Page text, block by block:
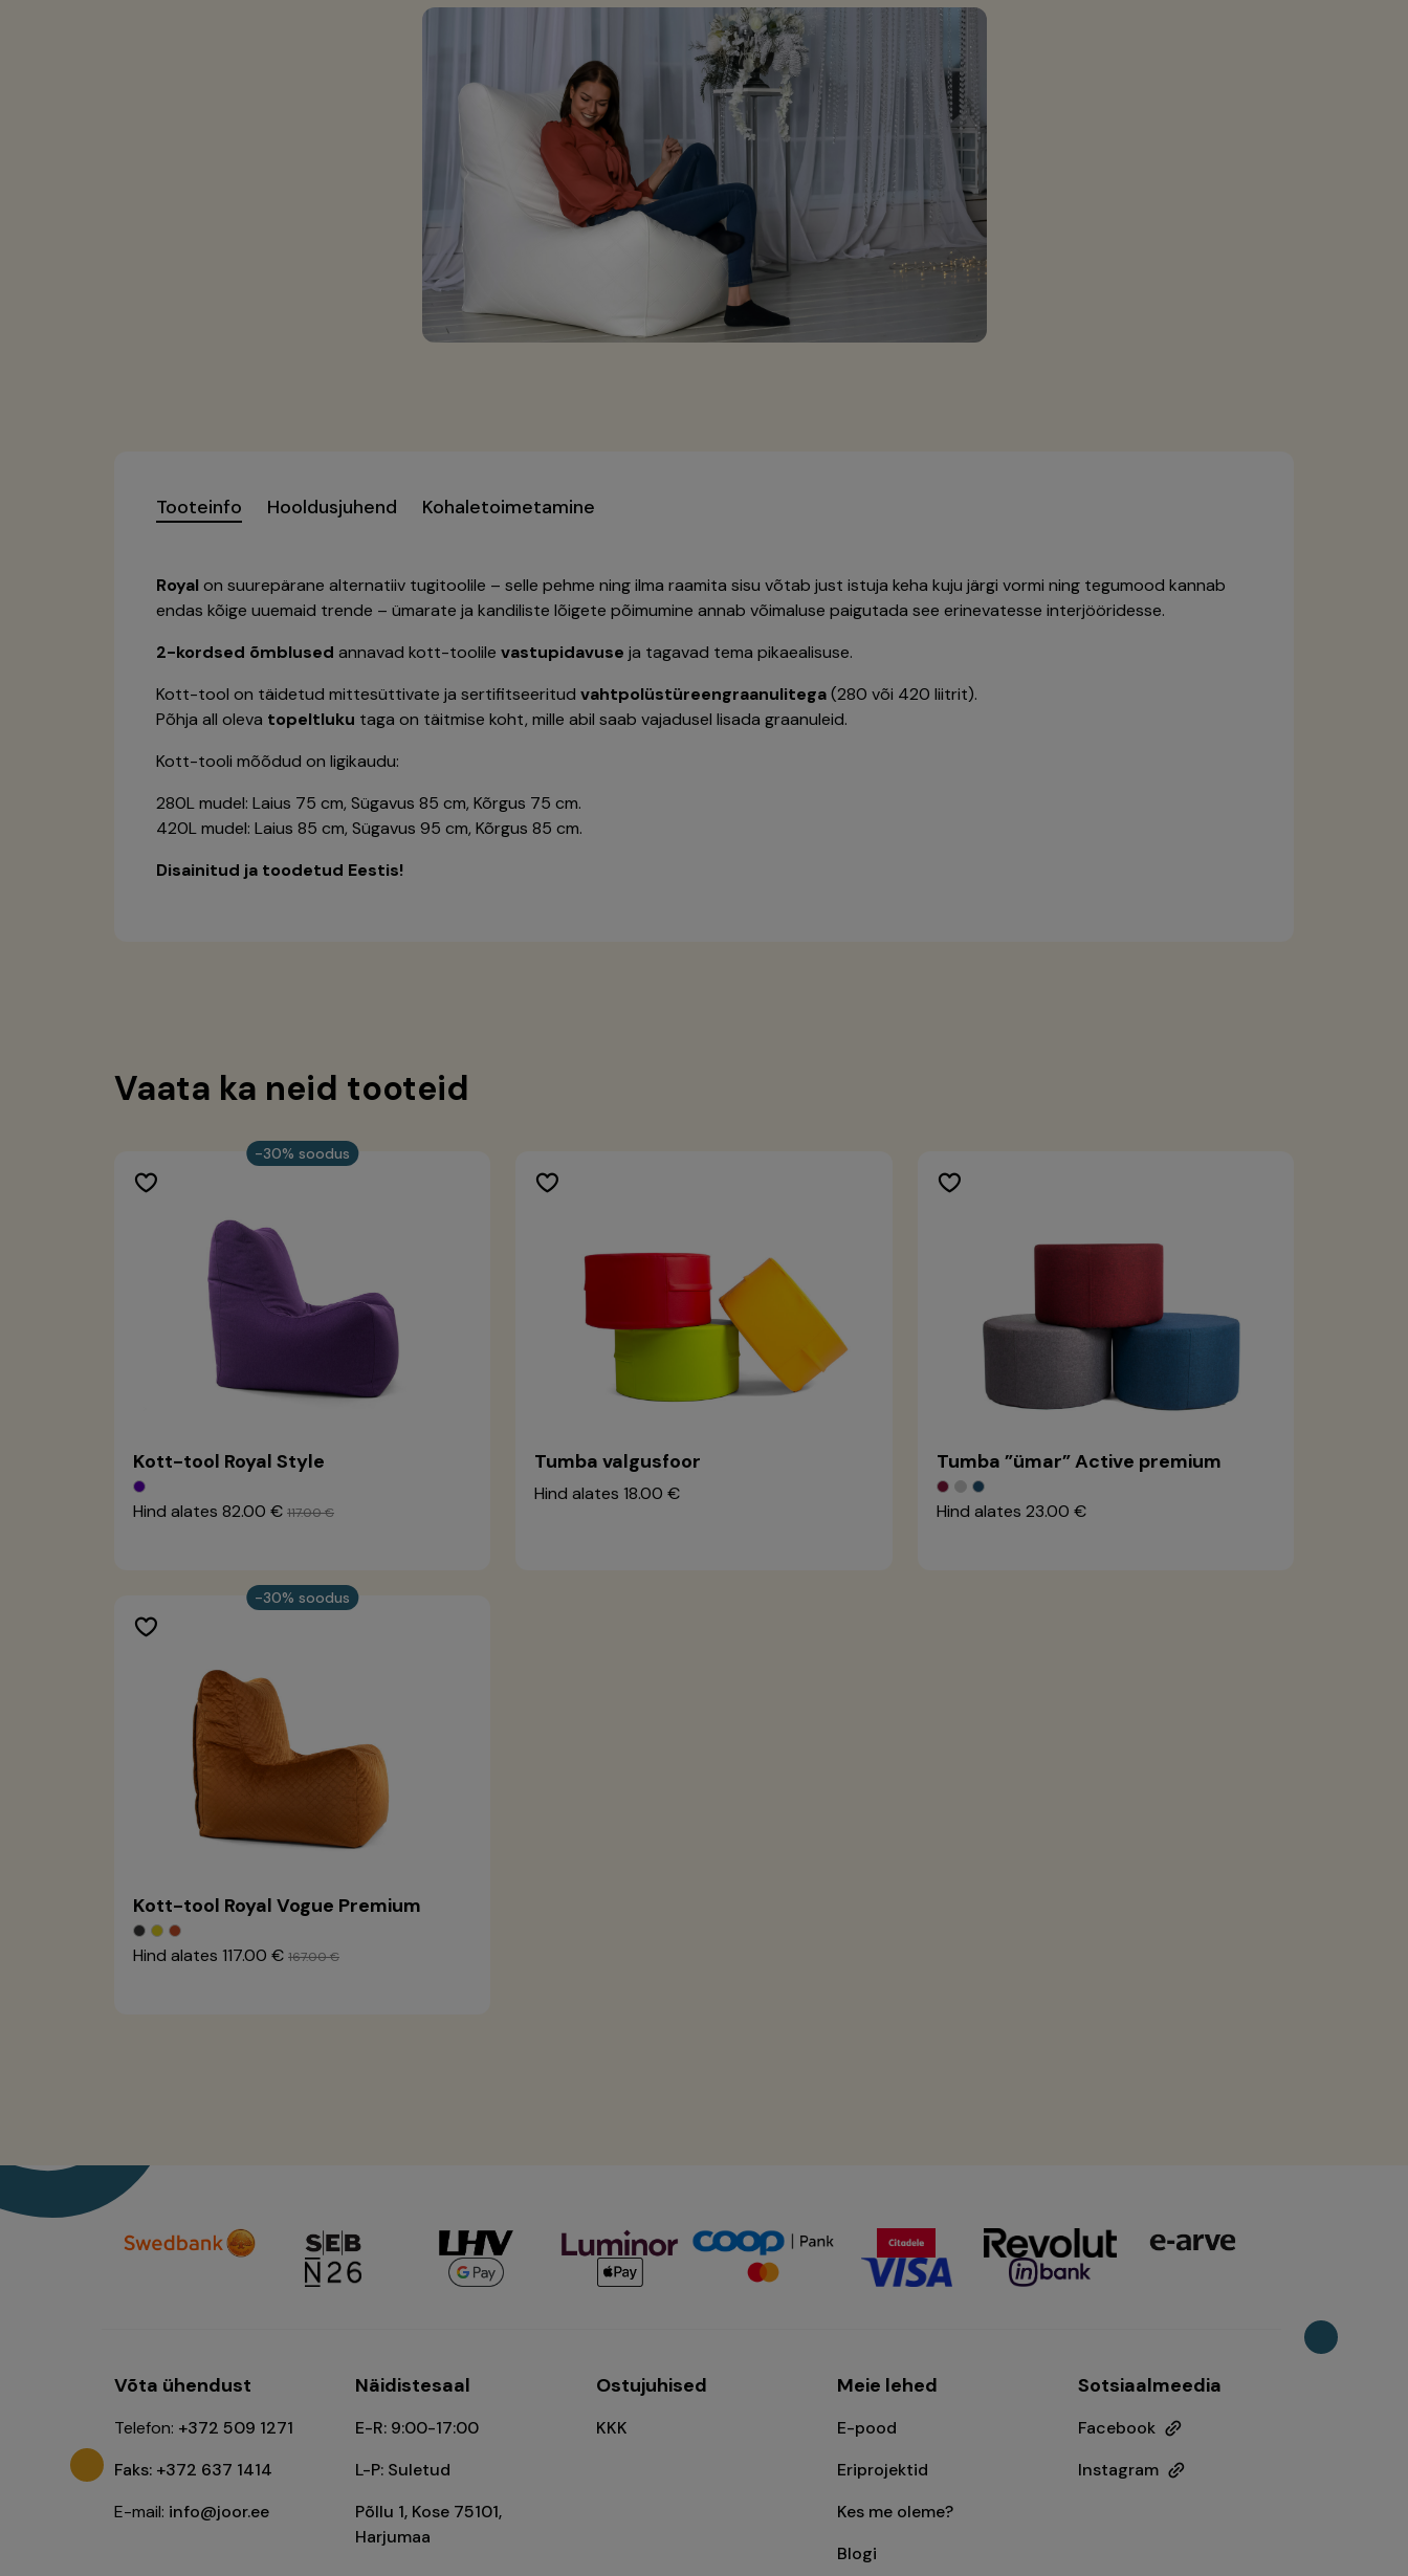
Tooteinfo Hooldusjuhend Kohaletoimetamine
Royalon suurepärane alternatiiv tugitoolile – selle pehme ning ilma raamita sisu võtab just istuja keha kuju järgi vormi ning tegumood kannab
endas kõige uuemaid trende – ümarate ja kandiliste lõigete põimumine annab võimaluse paigutada see erinevatesse interjööridesse.
2-kordsed õmblused annavad kott-toolile vastupidavuse ja tagavad tema pikaealisuse.
Kott-tool on täidetud mittesüttivate ja sertifitseeritud vahtpolüstüreengraanulitega(280 või 420 liitrit).
Põhja all oleva topeltluku taga on täitmise koht, mille abil saab vajadusel lisada graanuleid.
Kott-tooli mõõdud on ligikaudu:
280L mudel: Laius 75 cm, Sügavus 85 cm, Kõrgus 75 cm.
420L mudel: Laius 85 cm, Sügavus 95 cm, Kõrgus 85 cm.
Disainitud ja toodetud Eestis!
Vaata ka neid tooteid
-30% soodus
Kott-tool Royal Style
Hind alates 82.00 € 117.00 €
Tumba valgusfoor
Hind alates18.00 €
Tumba ”ümar” Active premium
Hind alates 23.00 €
-30% soodus
Kott-tool Royal Vogue Premium
Hind alates 117.00 € 167.00 €
Võta ühendust
Telefon: +372 509 1271
Faks: +372 637 1414
E-mail: info@joor.ee
Näidistesaal
E-R: 9:00-17:00
L-P: Suletud
Põllu 1, Kose 75101,
Harjumaa
Ostujuhised
KKK
Meie lehed
E-pood
Eriprojektid
Kes me oleme?
Blogi
Sotsiaalmeedia
Facebook
Instagram